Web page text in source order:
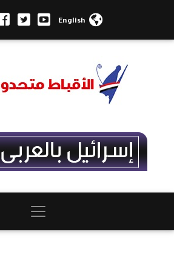
English